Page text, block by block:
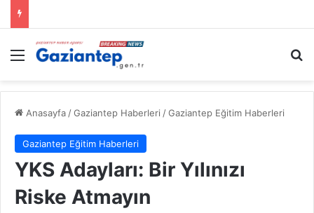
Menü
Anasayfa /Gaziantep Haberleri /Gaziantep Eğitim Haberleri
Gaziantep Eğitim Haberleri
YKS Adayları: Bir Yılınızı
Riske Atmayın